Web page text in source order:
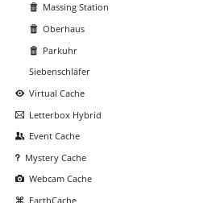
Massing Station
Oberhaus
Parkuhr
Siebenschläfer
Virtual Cache
Letterbox Hybrid
Event Cache
Mystery Cache
Webcam Cache
EarthCache